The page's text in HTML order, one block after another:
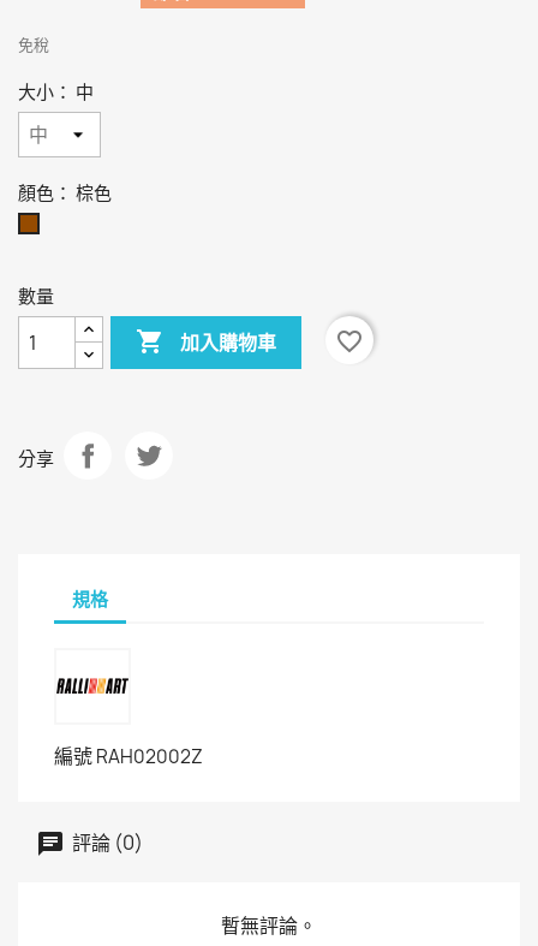
免稅
大小： 中
顏色： 棕色
數量
 加入購物車 favorite_border
分享
規格
編號RAH02002Z
評論 (0)
暫無評論。